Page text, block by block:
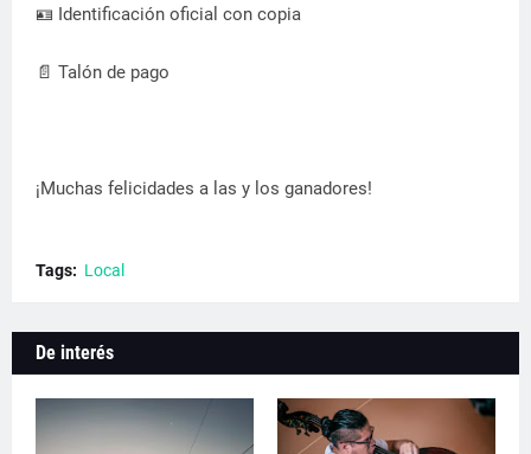
🪪 Identificación oficial con copia
📄 Talón de pago
¡Muchas felicidades a las y los ganadores!
Tags: Local
De interés